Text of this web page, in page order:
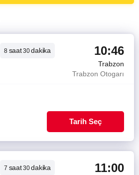
8 saat30dakika 10:46
Trabzon
Trabzon Otogarı
Tarih Seç
7 saat30dakika 11:00